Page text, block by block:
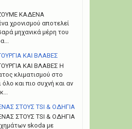
ΚΑΔΕΝΑ
χρονισμού αποτελεί
μηχανικά μέρη του
ΚΑΙ ΒΛΑΒΕΣ
ΚΑΙ ΒΛΑΒΕΣ H
κλιματισμού στο
όλο και πιο συχνή και αν
ΣΤΟΥΣ TSI & ΟΔΗΓΙΑ
ΣΤΟΥΣ TSI & ΟΔΗΓΙΑ
skoda με